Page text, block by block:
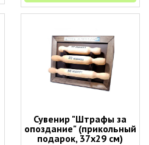
Сувенир "Штрафы за
опоздание" (прикольный
подарок, 37х29 см)